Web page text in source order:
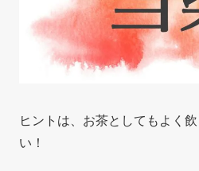
ヒントは、お茶としてもよく
い！